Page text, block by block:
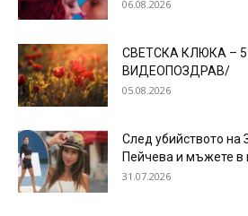
06.08.2026
СВЕТСКА КЛЮКА –
ВИДЕОПОЗДРАВ/
05.08.2026
След убийството на
Пейчева и мъжете в
31.07.2026